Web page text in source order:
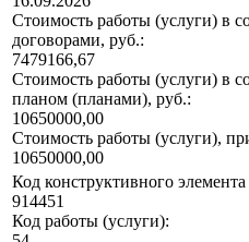
Стоимость работы (услуги) в
договорами, руб.:
7479166,67
Стоимость работы (услуги) в
планом (планами), руб.:
10650000,00
Стоимость работы (услуги),
10650000,00
Код конструктивного
914451
Код работы (услуги):